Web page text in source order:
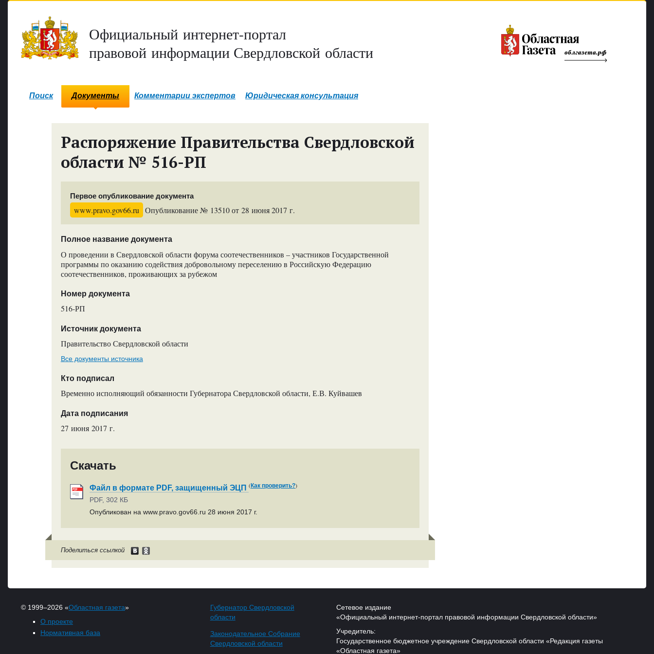
Официальный интернет-портал
правовой информации Свердловской области
Поиск Документы Комментарии экспертов Юридическая консультация
Распоряжение Правительства Свердловской
области № 516-РП
Первое опубликование документа
www.pravo.gov66.ru Опубликование № 13510 от 28 июня 2017 г.
Полное название документа
О проведении в Свердловской области форума соотечественников – участников Государственной
программы по оказанию содействия добровольному переселению в Российскую Федерацию
соотечественников, проживающих за рубежом
Номер документа
516-РП
Источник документа
Правительство Свердловской области
Все документы источника
Кто подписал
Временно исполняющий обязанности Губернатора Свердловской области, Е.В. Куйвашев
Дата подписания
27 июня 2017 г.
Скачать
Файл в формате PDF, защищенный ЭЦП (Как проверить?)
PDF, 302 КБ
Опубликован на www.pravo.gov66.ru 28 июня 2017 г.
Поделиться ссылкой
© 1999–2026 «Областная газета»
О проекте
Нормативная база
Губернатор Свердловской
области
Законодательное Собрание
Свердловской области
Сетевое издание
«Официальный интернет-портал правовой информации Свердловской области»
Учредитель:
Государственное бюджетное учреждение Свердловской области «Редакция газеты
«Областная газета»